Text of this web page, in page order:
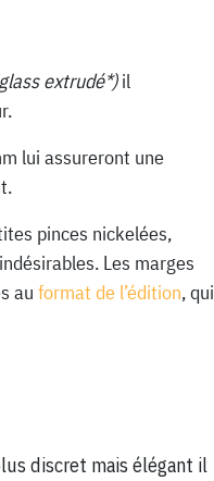
extrudé*)il
lui assureront une
pinces nickelées,
Les marges
au format de l’édition, qui
discret mais élégant il